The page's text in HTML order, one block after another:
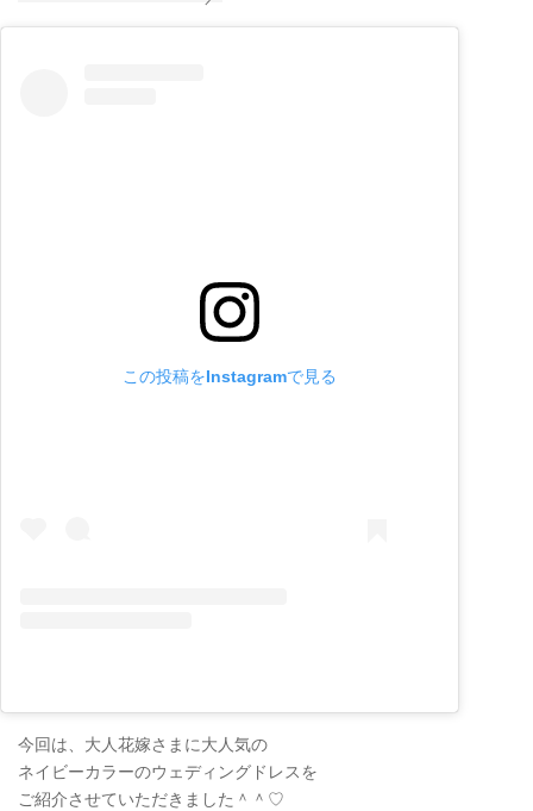
この投稿をInstagramで見る
今回は、大人花嫁さまに大人気の
ネイビーカラーのウェディングドレスを
ご紹介させていただきました＾＾♡